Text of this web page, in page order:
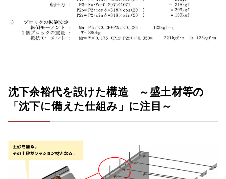
沈下余裕代を設けた構造 ～盛土材等の
「沈下に備えた仕組み」に注目～